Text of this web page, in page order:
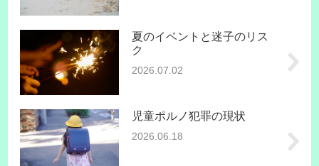
夏のイベントと迷子のリス
ク
2026.07.02
児童ポルノ犯罪の現状
2026.06.18